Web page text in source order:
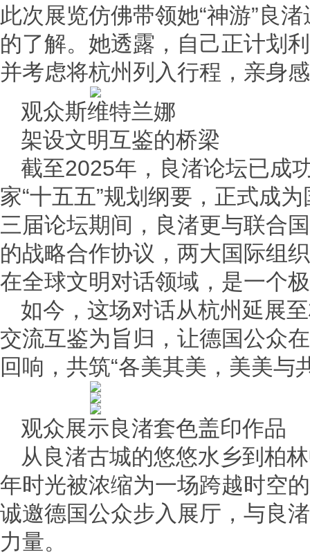
此次展览仿佛带领她“神游”良
的了解。她透露，自己正计划
并考虑将杭州列入行程，亲身
观众斯维特兰娜
架设文明互鉴的桥梁
截至2025年，良渚论坛已成
家“十五五”规划纲要，正式成
三届论坛期间，良渚更与联合
的战略合作协议，两大国际组
在全球文明对话领域，是一个
如今，这场对话从杭州延展
交流互鉴为旨归，让德国公众
回响，共筑“各美其美，美美与
观众展示良渚套色盖印作品
从良渚古城的悠悠水乡到柏
年时光被浓缩为一场跨越时空
诚邀德国公众步入展厅，与良
力量。